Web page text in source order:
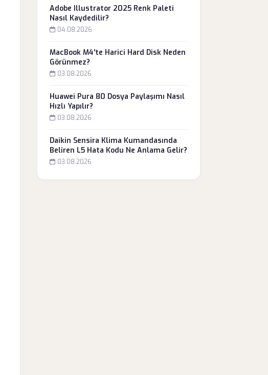
Adobe Illustrator 2025 Renk Paleti
Nasıl Kaydedilir?
04.08.2026
MacBook M4'te Harici Hard Disk Neden
Görünmez?
03.08.2026
Huawei Pura 80 Dosya Paylaşımı Nasıl
Hızlı Yapılır?
03.08.2026
Daikin Sensira Klima Kumandasında
Beliren L5 Hata Kodu Ne Anlama Gelir?
03.08.2026